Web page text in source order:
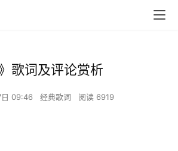
歌词及评论赏析
09:46 经典歌词 阅读 6919